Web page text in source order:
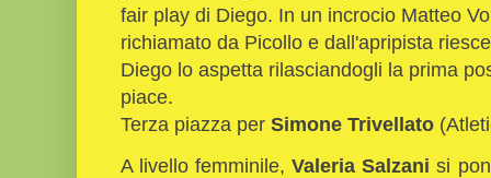
fair play di Diego. In un incrocio Matteo
richiamato da Picollo e dall'apripista
Diego lo aspetta rilasciandogli la prima
piace.
Terza piazza per Simone Trivellato
A livello femminile,Valeria Salzani si